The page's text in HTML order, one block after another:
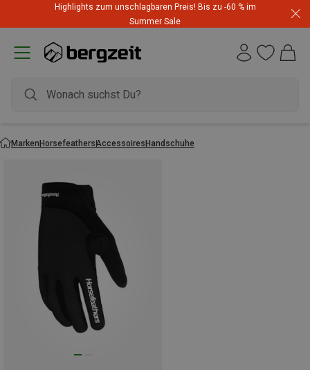
Highlights zum unschlagbaren Preis! Bis zu -60 % im
Summer Sale
MarkenHorsefeathersAccessoiresHandschuhe